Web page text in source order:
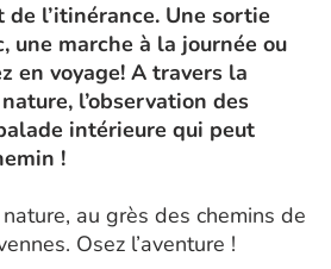
de l’itinérance. Une sortie
une marche à la journée ou
en voyage! A travers la
l’observation des
intérieure qui peut
!
au grès des chemins de
Osez l’aventure !